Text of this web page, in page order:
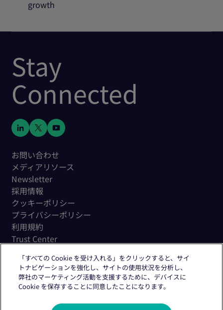
growth
Stay
Connected
お問い合わせ
メディアリソース
Newsletter
採用情報
クッキーポリシー
プライバシーポリシー
利用規約
Trust Center
「すべての Cookie を受け入れる」をクリックすると、サイ
トナビゲーションを強化し、サイトの使用状況を分析し、
弊社のマーケティング活動を支援するために、デバイスに
Cookie を保存することに同意したことになります。